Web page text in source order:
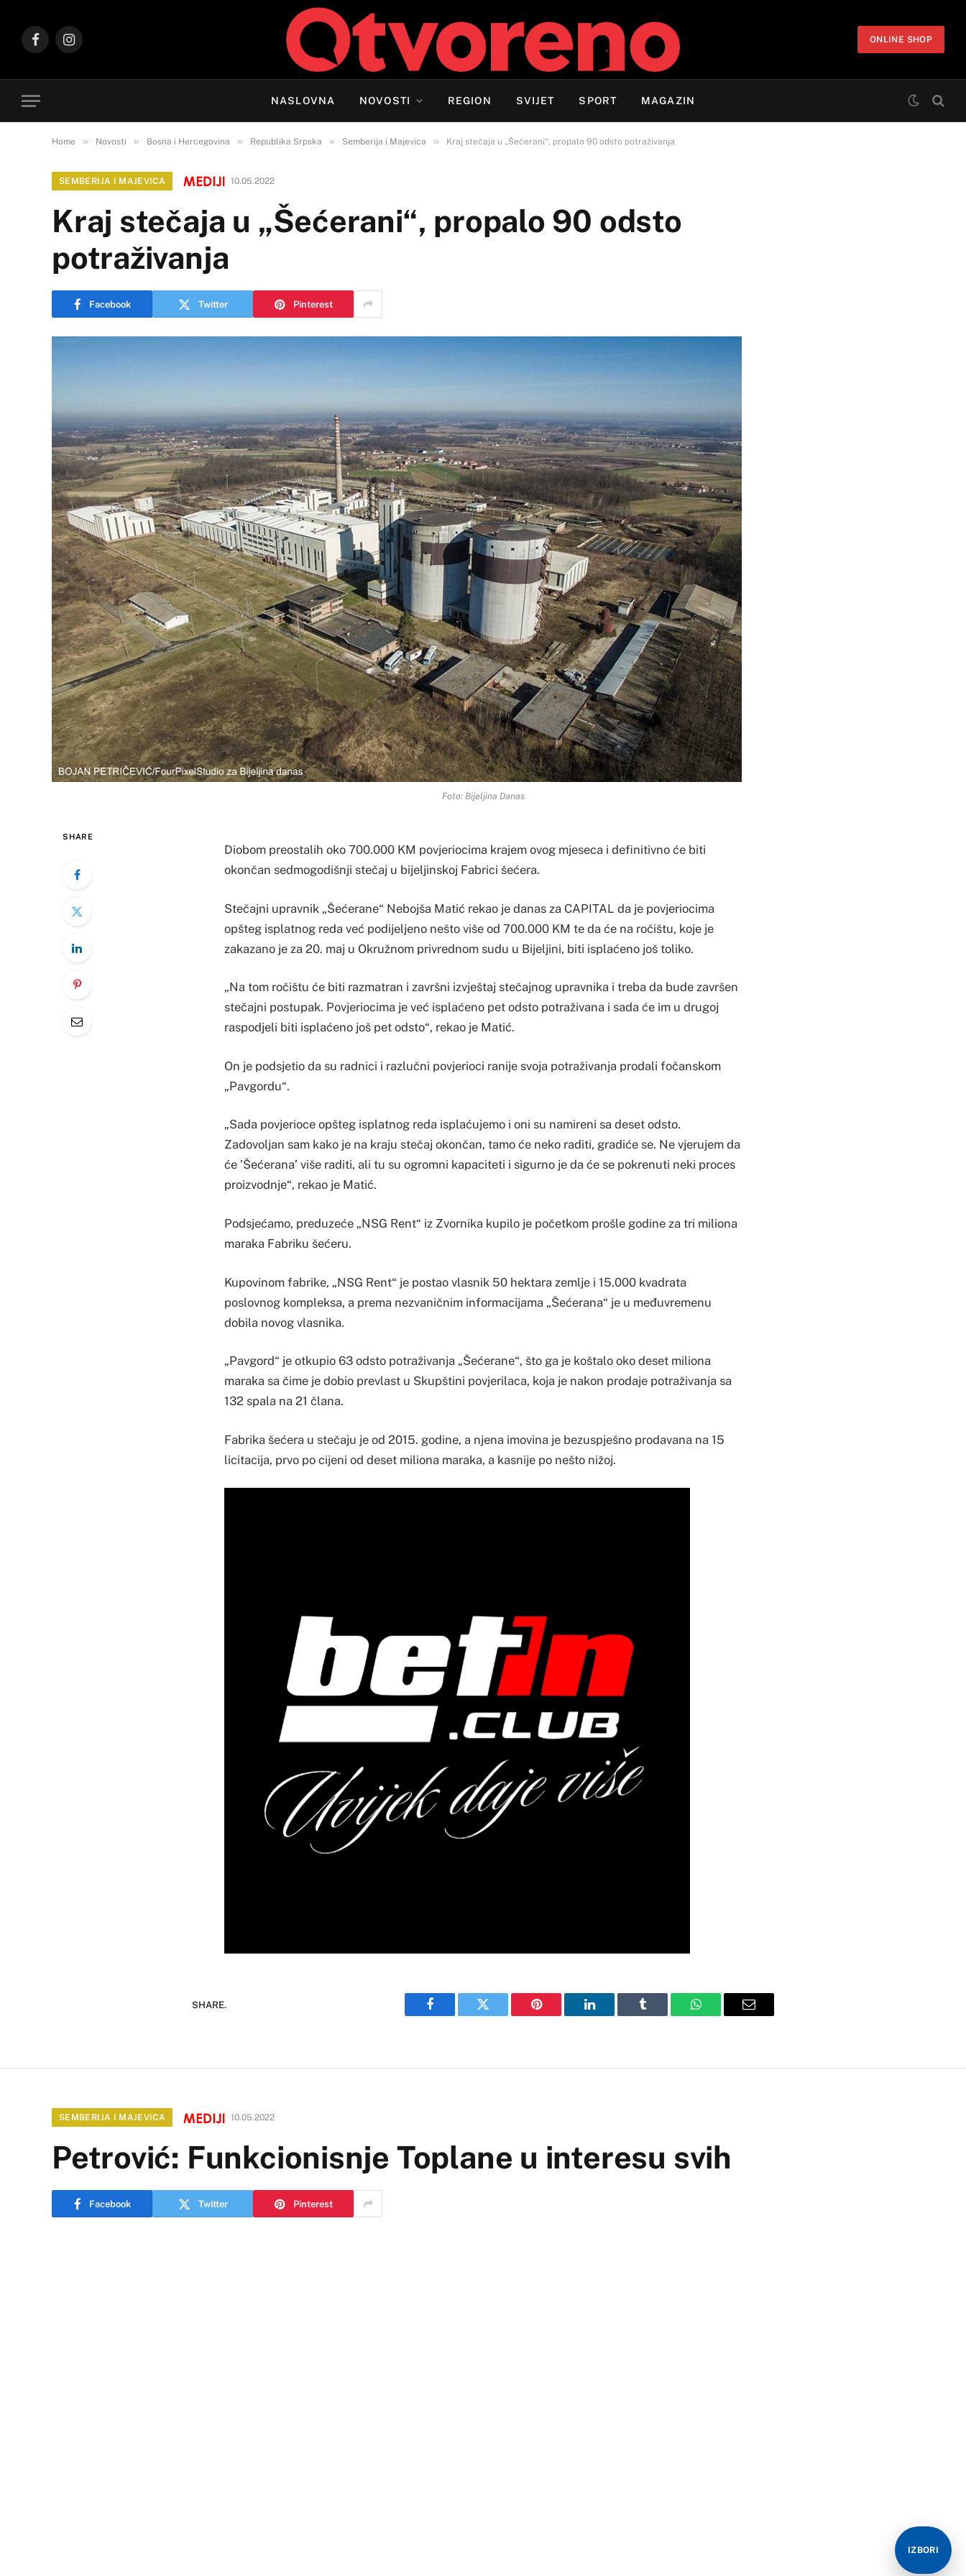
FacebookInstagram
ONLINE SHOP
NASLOVNA NOVOSTI REGION SVIJET SPORT MAGAZIN
Home » Novosti » Bosna i Hercegovina » Republika Srpska » Semberija i Majevica » Kraj stečaja u „Šećerani“, propalo 90 odsto potraživanja
SEMBERIJA I MAJEVICA 10.05.2022
Kraj stečaja u „Šećerani“, propalo 90 odsto
potraživanja
Facebook Twitter Pinterest
Foto: Bijeljina Danas
SHARE
Diobom preostalih oko 700.000 KM povjeriocima krajem ovog mjeseca i definitivno će biti
okončan sedmogodišnji stečaj u bijeljinskoj Fabrici šećera.
Stečajni upravnik „Šećerane“ Nebojša Matić rekao je danas za CAPITAL da je povjeriocima
opšteg isplatnog reda već podijeljeno nešto više od 700.000 KM te da će na ročištu, koje je
zakazano je za 20. maj u Okružnom privrednom sudu u Bijeljini, biti isplaćeno još toliko.
„Na tom ročištu će biti razmatran i završni izvještaj stečajnog upravnika i treba da bude završen
stečajni postupak. Povjeriocima je već isplaćeno pet odsto potraživana i sada će im u drugoj
raspodjeli biti isplaćeno još pet odsto“, rekao je Matić.
On je podsjetio da su radnici i razlučni povjerioci ranije svoja potraživanja prodali fočanskom
„Pavgordu“.
„Sada povjerioce opšteg isplatnog reda isplaćujemo i oni su namireni sa deset odsto.
Zadovoljan sam kako je na kraju stečaj okončan, tamo će neko raditi, gradiće se. Ne vjerujem da
će ’Šećerana’ više raditi, ali tu su ogromni kapaciteti i sigurno je da će se pokrenuti neki proces
proizvodnje“, rekao je Matić.
Podsjećamo, preduzeće „NSG Rent“ iz Zvornika kupilo je početkom prošle godine za tri miliona
maraka Fabriku šećeru.
Kupovinom fabrike, „NSG Rent“ je postao vlasnik 50 hektara zemlje i 15.000 kvadrata
poslovnog kompleksa, a prema nezvaničnim informacijama „Šećerana“ je u međuvremenu
dobila novog vlasnika.
„Pavgord“ je otkupio 63 odsto potraživanja „Šećerane“, što ga je koštalo oko deset miliona
maraka sa čime je dobio prevlast u Skupštini povjerilaca, koja je nakon prodaje potraživanja sa
132 spala na 21 člana.
Fabrika šećera u stečaju je od 2015. godine, a njena imovina je bezuspješno prodavana na 15
licitacija, prvo po cijeni od deset miliona maraka, a kasnije po nešto nižoj.
SHARE.
Facebook Twitter Pinterest LinkedIn Tumblr WhatsAppEmail
SEMBERIJA I MAJEVICA 10.05.2022
Petrović: Funkcionisnje Toplane u interesu svih
Facebook Twitter Pinterest
IZBORI